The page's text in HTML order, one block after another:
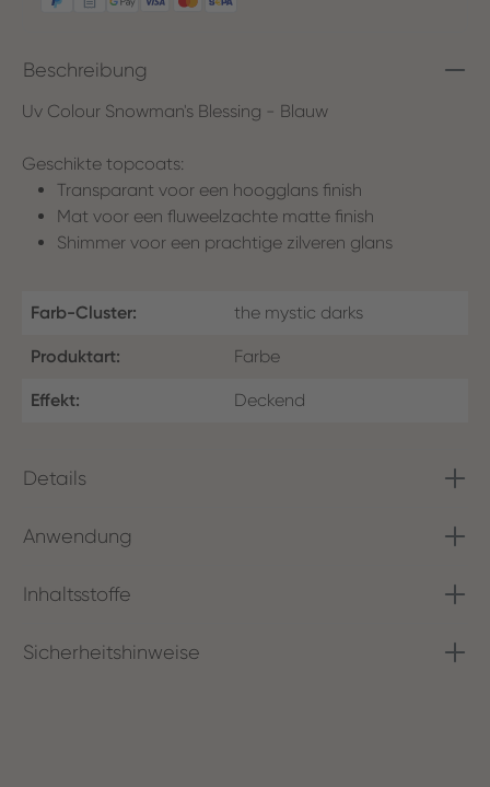
Beschreibung
Uv Colour Snowman's Blessing - Blauw
Geschikte topcoats:
Transparant voor een hoogglans finish
Mat voor een fluweelzachte matte finish
Shimmer voor een prachtige zilveren glans
Farb-Cluster: the mystic darks
Produktart: Farbe
Effekt: Deckend
Details
Anwendung
Inhaltsstoffe
Sicherheitshinweise